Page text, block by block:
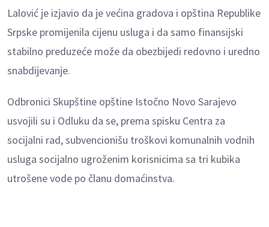
Lalović je izjavio da je većina gradova i opština Republike
Srpske promijenila cijenu usluga i da samo finansijski
stabilno preduzeće može da obezbijedi redovno i uredno
snabdijevanje.
Odbronici Skupštine opštine Istočno Novo Sarajevo
usvojili su i Odluku da se, prema spisku Centra za
socijalni rad, subvencionišu troškovi komunalnih vodnih
usluga socijalno ugroženim korisnicima sa tri kubika
utrošene vode po članu domaćinstva.